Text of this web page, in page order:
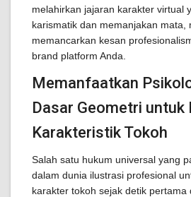
melahirkan jajaran karakter virtual
karismatik dan memanjakan mata,
memancarkan kesan
brand platform Anda.
Memanfaatkan
Dasar Geometri untuk
Karakteristik Tokoh
Salah satu hukum universal yang
dalam dunia ilustrasi profesional
karakter tokoh sejak detik pertama